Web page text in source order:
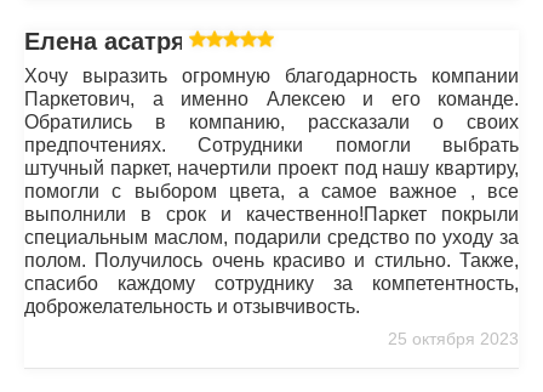
Елена асатрян
Хочу выразить огромную благодарность компании
Паркетович, а именно Алексею и его команде.
Обратились в компанию, рассказали о своих
предпочтениях. Сотрудники помогли выбрать
штучный паркет, начертили проект под нашу квартиру,
помогли с выбором цвета, а самое важное , все
выполнили в срок и качественно!Паркет покрыли
специальным маслом, подарили средство по уходу за
полом. Получилось очень красиво и стильно. Также,
спасибо каждому сотруднику за компетентность,
доброжелательность и отзывчивость.
25 октября 2023